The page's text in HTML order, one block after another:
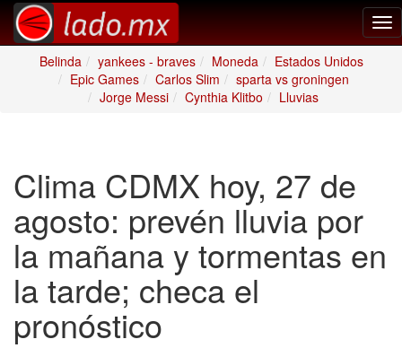
Belinda
yankees - braves Moneda
Estados Unidos
Epic Games
Carlos Slim
sparta vs groningen
Jorge Messi
Cynthia Klitbo Lluvias
Clima CDMX hoy, 27 de
agosto: prevén lluvia por
la mañana y tormentas en
la tarde; checa el
pronóstico